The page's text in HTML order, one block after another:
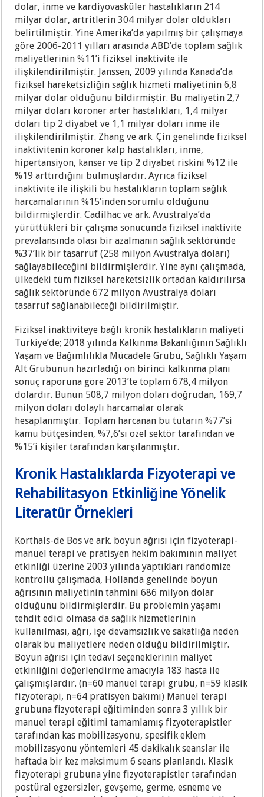
dolar, inme ve kardiyovasküler hastalıkların 214
milyar dolar, artritlerin 304 milyar dolar oldukları
belirtilmiştir. Yine Amerika’da yapılmış bir çalışmaya
göre 2006-2011 yılları arasında ABD’de toplam sağlık
maliyetlerinin %11’i fiziksel inaktivite ile
ilişkilendirilmiştir. Janssen, 2009 yılında Kanada’da
fiziksel hareketsizliğin sağlık hizmeti maliyetinin 6,8
milyar dolar olduğunu bildirmiştir. Bu maliyetin 2,7
milyar doları koroner arter hastalıkları, 1,4 milyar
doları tip 2 diyabet ve 1,1 milyar doları inme ile
ilişkilendirilmiştir. Zhang ve ark. Çin genelinde fiziksel
inaktivitenin koroner kalp hastalıkları, inme,
hipertansiyon, kanser ve tip 2 diyabet riskini %12 ile
%19 arttırdığını bulmuşlardır. Ayrıca fiziksel
inaktivite ile ilişkili bu hastalıkların toplam sağlık
harcamalarının %15’inden sorumlu olduğunu
bildirmişlerdir. Cadilhac ve ark. Avustralya’da
yürüttükleri bir çalışma sonucunda fiziksel inaktivite
prevalansında olası bir azalmanın sağlık sektöründe
%37’lik bir tasarruf (258 milyon Avustralya doları)
sağlayabileceğini bildirmişlerdir. Yine aynı çalışmada,
ülkedeki tüm fiziksel hareketsizlik ortadan kaldırılırsa
sağlık sektöründe 672 milyon Avustralya doları
tasarruf sağlanabileceği bildirilmiştir.
Fiziksel inaktiviteye bağlı kronik hastalıkların maliyeti
Türkiye’de; 2018 yılında Kalkınma Bakanlığının Sağlıklı
Yaşam ve Bağımlılıkla Mücadele Grubu, Sağlıklı Yaşam
Alt Grubunun hazırladığı on birinci kalkınma planı
sonuç raporuna göre 2013’te toplam 678,4 milyon
dolardır. Bunun 508,7 milyon doları doğrudan, 169,7
milyon doları dolaylı harcamalar olarak
hesaplanmıştır. Toplam harcanan bu tutarın %77’si
kamu bütçesinden, %7,6’sı özel sektör tarafından ve
%15’i kişiler tarafından karşılanmıştır.
Kronik Hastalıklarda Fizyoterapi ve
Rehabilitasyon Etkinliğine Yönelik
Literatür Örnekleri
Korthals-de Bos ve ark. boyun ağrısı için fizyoterapi-
manuel terapi ve pratisyen hekim bakımının maliyet
etkinliği üzerine 2003 yılında yaptıkları randomize
kontrollü çalışmada, Hollanda genelinde boyun
ağrısının maliyetinin tahmini 686 milyon dolar
olduğunu bildirmişlerdir. Bu problemin yaşamı
tehdit edici olmasa da sağlık hizmetlerinin
kullanılması, ağrı, işe devamsızlık ve sakatlığa neden
olarak bu maliyetlere neden olduğu bildirilmiştir.
Boyun ağrısı için tedavi seçeneklerinin maliyet
etkinliğini değerlendirme amacıyla 183 hasta ile
çalışmışlardır. (n=60 manuel terapi grubu, n=59 klasik
fizyoterapi, n=64 pratisyen bakımı) Manuel terapi
grubuna fizyoterapi eğitiminden sonra 3 yıllık bir
manuel terapi eğitimi tamamlamış fizyoterapistler
tarafından kas mobilizasyonu, spesifik eklem
mobilizasyonu yöntemleri 45 dakikalık seanslar ile
haftada bir kez maksimum 6 seans planlandı. Klasik
fizyoterapi grubuna yine fizyoterapistler tarafından
postüral egzersizler, gevşeme, germe, esneme ve